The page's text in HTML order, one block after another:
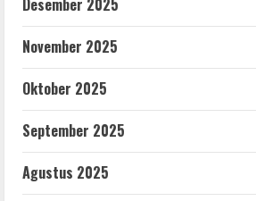
Desember 2025
November 2025
Oktober 2025
September 2025
Agustus 2025